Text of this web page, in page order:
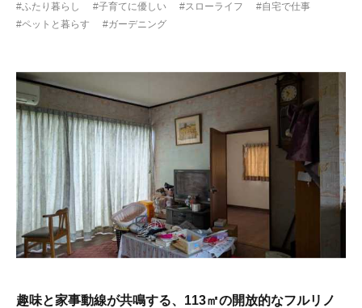
#ふたり暮らし
#子育てに優しい #スローライフ
#自宅で仕事
#ペットと暮らす
#ガーデニング
趣味と家事動線が共鳴する、113㎡の開放的なフルリノ